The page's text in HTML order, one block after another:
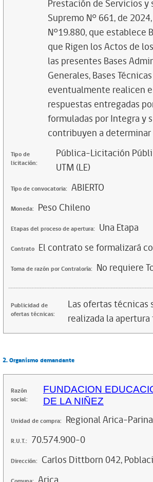
Prestación de Servicios
Supremo N° 661, de
N°19.880, que
que Rigen los Actos de
las presentes Bases
Generales, Bases
eventualmente realicen
respuestas entregadas
formuladas por Integra y
contribuyen a
Tipo de
licitación:
Pública-Licitación
UTM (LE)
Tipo de convocatoria: ABIERTO
Moneda: Peso Chileno
Etapas del proceso de apertura: Una Etapa
Contrato El contrato se formalizará
Toma de razón por Contraloría: No requiere
Publicidad de
ofertas técnicas:
Las ofertas
realizada la
2. Organismo demandante
Razón
social:
FUNDACION
DE LA NIÑEZ
Unidad de compra: Regional Arica-
R.U.T.: 70.574.900-0
Dirección: Carlos Dittborn 042,